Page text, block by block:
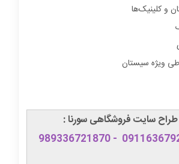
و کلینیک‌ها
ویژه سیستان
طراح سایت فروشگاهی سورنا :
-
989336721870